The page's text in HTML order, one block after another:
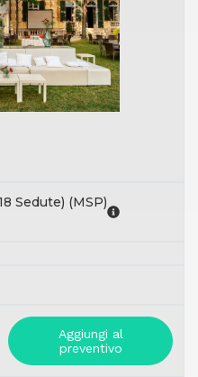
Sedute) (MSP)
Aggiungi al
preventivo